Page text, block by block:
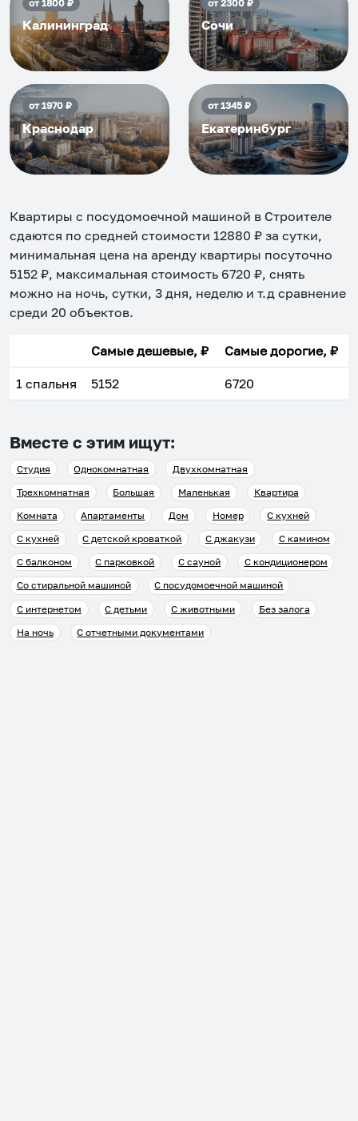
от1800₽
Калининград
от2300₽
Сочи
от1970₽
Краснодар
от1345₽
Екатеринбург
Квартиры с посудомоечной машиной в Строителе
сдаются по средней стоимости 12880 ₽ за сутки,
минимальная цена на аренду квартиры посуточно
5152 ₽, максимальная стоимость 6720 ₽, снять
можно на ночь, сутки, 3 дня, неделю и т.д сравнение
среди 20 объектов.
Самые дешевые, ₽ Самые дорогие, ₽
1 спальня 5152 6720
Вместе с этим ищут:
Студия Однокомнатная
Двухкомнатная
Трехкомнатная
Большая Маленькая
Квартира
Комната
Апартаменты Дом Номер
С кухней
С кухней
С детской кроваткой С джакузи
С камином
С балконом
С парковкой С сауной
С кондиционером
Со стиральной машиной
С посудомоечной машиной
С интернетом
С детьми С животными
Без залога
На ночь
С отчетными документами